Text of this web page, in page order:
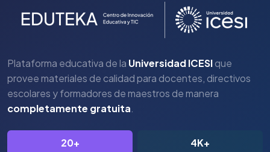
Plataforma educativa de la Universidad ICESIque
provee materiales de calidad para docentes, directivos
escolares y formadores de maestros de manera
completamente gratuita.
20+ 4K+